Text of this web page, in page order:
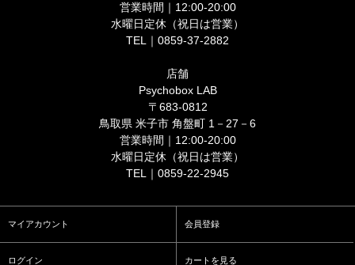
営業時間｜12:00-20:00
水曜日定休（祝日は営業）
TEL｜0859-37-2882
店舗
Psychobox LAB
〒683-0812
鳥取県 米子市 角盤町 1－27－6
営業時間｜12:00-20:00
水曜日定休（祝日は営業）
TEL｜0859-22-2945
マイアカウント 会員登録
ログイン カートを見る